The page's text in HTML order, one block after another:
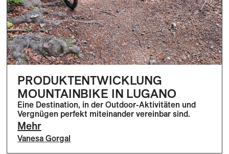
PRODUKTENTWICKLUNG
MOUNTAINBIKE IN LUGANO
Eine Destination, in der Outdoor-Aktivitäten und
Vergnügen perfekt miteinander vereinbar sind.
Mehr
Vanesa Gorgal